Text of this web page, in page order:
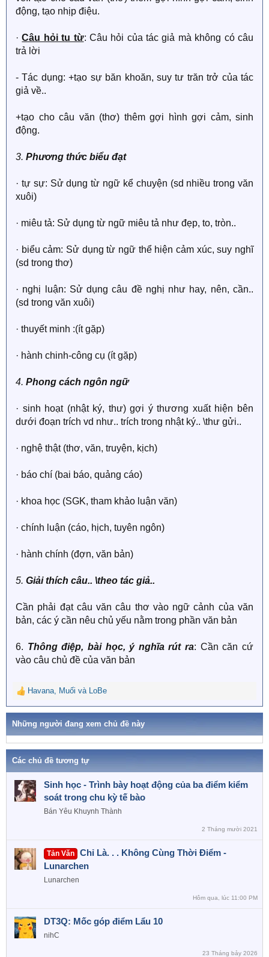
động, tạo nhịp điệu.
·Câu hỏi tu từ: Câu hỏi của tác giả mà không có câu
trả lời
- Tác dụng: +tạo sự băn khoăn, suy tư trăn trở của tác
giả về..
+tạo cho câu văn (thơ) thêm gợi hình gợi cảm, sinh
động.
3. Phương thức biểu đạt
· tự sự: Sử dụng từ ngữ kể chuyện (sd nhiều trong văn
xuôi)
· miêu tả: Sử dụng từ ngữ miêu tả như đẹp, to, tròn..
· biểu cảm: Sử dụng từ ngữ thể hiện cảm xúc, suy nghĩ
(sd trong thơ)
· nghị luận: Sử dụng câu đề nghị như hay, nên, cần..
(sd trong văn xuôi)
· thuyết minh :(ít gặp)
· hành chinh-công cụ (ít gặp)
4. Phong cách ngôn ngữ
· sinh hoạt (nhật ký, thư) gợi ý thương xuất hiện bên
dưới đoạn trích vd như.. trích trong nhật ký.. \thư gửi..
· nghệ thật (thơ, văn, truyện, kịch)
· báo chí (bai báo, quảng cáo)
· khoa học (SGK, tham khảo luận văn)
· chính luận (cáo, hịch, tuyên ngôn)
· hành chính (đợn, văn bản)
5. Giải thích câu.. \theo tác giả..
Cần phải đạt câu văn câu thơ vào ngữ cảnh của văn
bản, các ý cần nêu chủ yếu nằm trong phần văn bản
6. Thông điệp, bài học, ý nghĩa rút ra: Cần căn cứ
vào câu chủ đề của văn bản
R
e
c
t
i
o
n
s
:
Havana, Muối và LoBe
Những người đang xem chủ đề này
Các chủ đề tương tự
Sinh học - Trình bày hoạt động của ba điểm kiểm
soát trong chu kỳ tế bào
Bán Yêu Khuynh Thành
2 Tháng mười 2021
Tản Văn
Chỉ Là. . . Không Cùng Thời Điểm -
Lunarchen
Lunarchen
Hôm qua, lúc 11:00 PM
DT3Q: Mốc góp điểm Lẩu 10
nihC
23 Tháng bảy 2026